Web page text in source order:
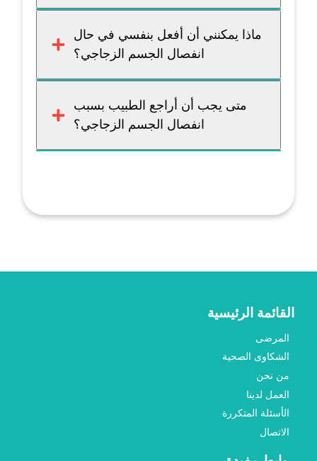
ماذا يمكنني أن أفعل بنفسي في حال
انفصال الجسم الزجاجي؟
متى يجب أن أراجع الطبيب بسبب
انفصال الجسم الزجاجي؟
القائمة الرئيسية
المرضى
الشكاوى الصحية
من نحن
العمل لدينا
الأسئلة المتكررة
الاتصال